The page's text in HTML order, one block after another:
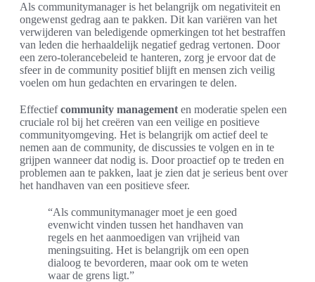
Als communitymanager is het belangrijk om negativiteit en
ongewenst gedrag aan te pakken. Dit kan variëren van het
verwijderen van beledigende opmerkingen tot het bestraffen
van leden die herhaaldelijk negatief gedrag vertonen. Door
een zero-tolerancebeleid te hanteren, zorg je ervoor dat de
sfeer in de community positief blijft en mensen zich veilig
voelen om hun gedachten en ervaringen te delen.
Effectiefcommunity management en moderatie spelen een
cruciale rol bij het creëren van een veilige en positieve
communityomgeving. Het is belangrijk om actief deel te
nemen aan de community, de discussies te volgen en in te
grijpen wanneer dat nodig is. Door proactief op te treden en
problemen aan te pakken, laat je zien dat je serieus bent over
het handhaven van een positieve sfeer.
“Als communitymanager moet je een goed
evenwicht vinden tussen het handhaven van
regels en het aanmoedigen van vrijheid van
meningsuiting. Het is belangrijk om een open
dialoog te bevorderen, maar ook om te weten
waar de grens ligt.”